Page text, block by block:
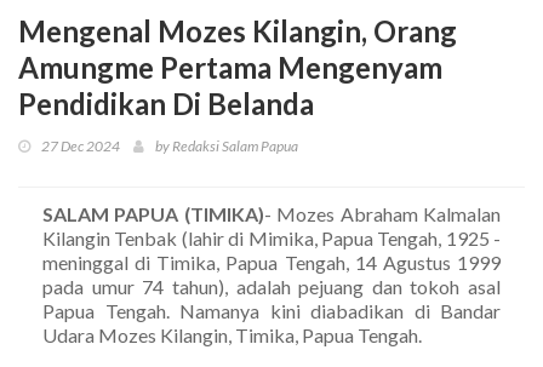
Mengenal Mozes Kilangin, Orang
Amungme Pertama Mengenyam
Pendidikan Di Belanda
27 Dec 2024 by Redaksi Salam Papua
SALAM PAPUA (TIMIKA)- Mozes Abraham Kalmalan
Kilangin Tenbak (lahir di Mimika, Papua Tengah, 1925 -
meninggal di Timika, Papua Tengah, 14 Agustus 1999
pada umur 74 tahun), adalah pejuang dan tokoh asal
Papua Tengah. Namanya kini diabadikan di Bandar
Udara Mozes Kilangin, Timika, Papua Tengah.